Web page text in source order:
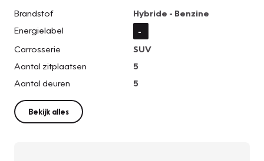
Brandstof
Hybride - Benzine
Energielabel
-
Carrosserie
SUV
Aantal zitplaatsen
5
Aantal deuren
5
Bekijk alles